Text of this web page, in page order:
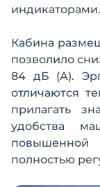
индикаторами.
Кабина
позволило
84 дБ (А).
отличаются
прилагать
удобства
повышенной
полностью